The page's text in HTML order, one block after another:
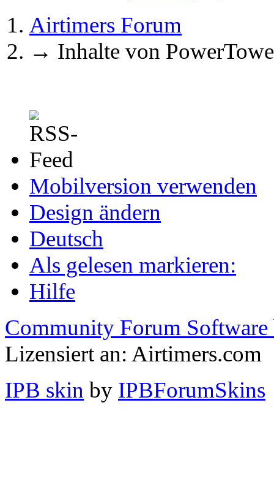
Airtimers Forum
→ Inhalte von
Mobilversion verwenden
Design ändern
Deutsch
Als gelesen markieren:
Hilfe
Community Forum Software
Lizensiert an: Airtimers.com
IPB skin by IPBForumSkins